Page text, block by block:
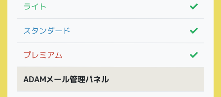
ライト
スタンダード
プレミアム
ADAMメール管理パネル